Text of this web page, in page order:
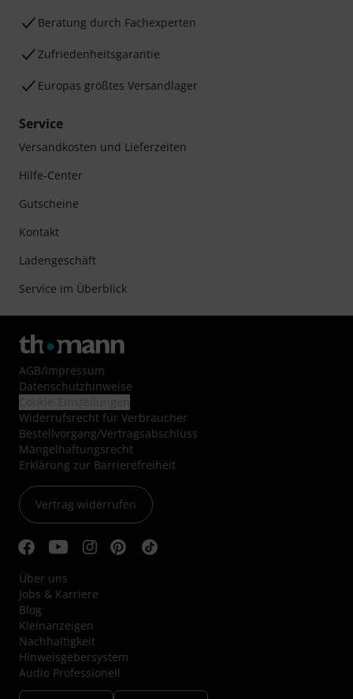
Beratung durch Fachexperten
Zufriedenheitsgarantie
Europas größtes Versandlager
Service
Versandkosten und Lieferzeiten
Hilfe-Center
Gutscheine
Kontakt
Ladengeschäft
Service im Überblick
AGB/Impressum
Datenschutzhinweise
Widerrufsrecht für Verbraucher
Bestellvorgang/Vertragsabschluss
Mängelhaftungsrecht
Erklärung zur Barrierefreiheit
Vertrag widerrufen
Über uns
Jobs & Karriere
Blog
Kleinanzeigen
Nachhaltigkeit
Hinweisgebersystem
Audio Professionell